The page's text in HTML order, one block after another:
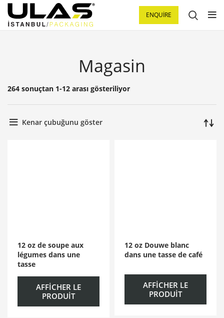
ENQUIRE
Magasin
264 sonuçtan 1-12 arası gösteriliyor
Kenar çubuğunu göster
12 oz de soupe aux
légumes dans une
tasse
AFFICHER LE
PRODUIT
12 oz Douwe blanc
dans une tasse de café
AFFICHER LE
PRODUIT